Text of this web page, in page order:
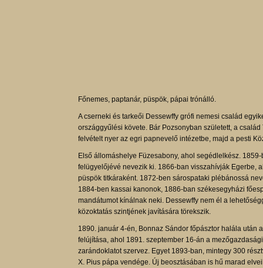
Főnemes, paptanár, püspök, pápai trónálló.
A cserneki és tarkeői Dessewffy grófi nemesi család
országgyűlési követe. Bár Pozsonyban született, a
felvételt nyer az egri papnevelő intézetbe, majd a pesti
Első állomáshelye Füzesabony, ahol segédlelkész.
felügyelőjévé nevezik ki. 1866-ban visszahívják Egerbe,
püspök titkáraként. 1872-ben sárospataki plébánossá
1884-ben kassai kanonok, 1886-ban székesegyházi
mandátumot kínálnak neki. Dessewffy nem él a
közoktatás szintjének javítására törekszik.
1890. január 4-én, Bonnaz Sándor főpásztor halála után
felújítása, ahol 1891. szeptember 16-án a
zarándoklatot szervez. Egyet 1893-ban, mintegy 300
X. Pius pápa vendége. Új beosztásában is hű marad